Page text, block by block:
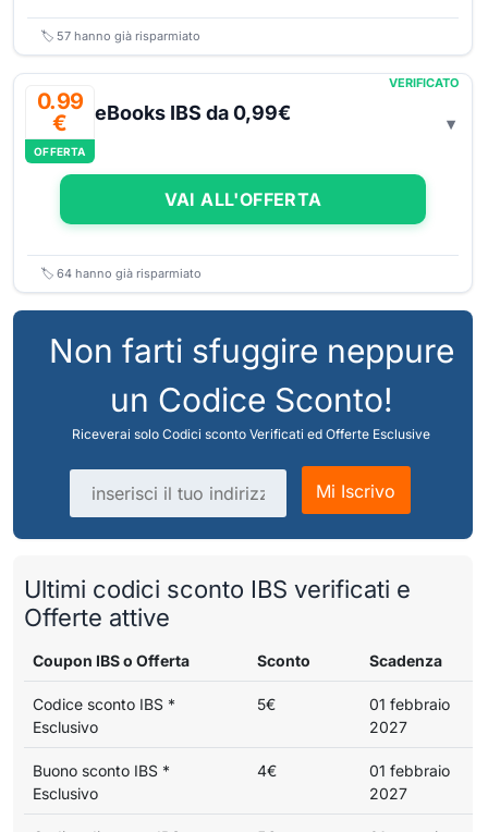
🏷️ 57 hanno già risparmiato
0.99
€
OFFERTA
VERIFICATO
eBooks IBS da 0,99€
VAI ALL'OFFERTA
🏷️ 64 hanno già risparmiato
Non farti sfuggire neppure
un Codice Sconto!
Riceverai solo Codici sconto Verificati ed Offerte Esclusive
Indirizzo email
Mi Iscrivo
Ultimi codici sconto IBS verificati e
Offerte attive
Coupon IBS o Offerta Sconto Scadenza
Codice sconto IBS *
Esclusivo
5€
01 febbraio
2027
Buono sconto IBS *
Esclusivo
4€
01 febbraio
2027